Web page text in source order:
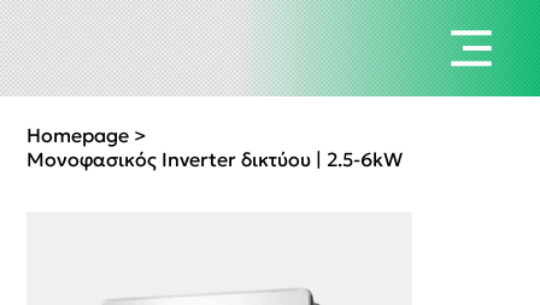
Homepage >
Μονοφασικός Inverter δικτύου | 2.5-6kW